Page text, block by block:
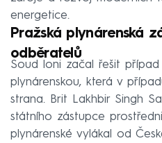
energetice.
Pražská plynárenská
odběratelů
Soud loni začal řešit případ
plynárenskou, která v
strana. Brit Lakhbir Singh
státního zástupce
plynárenské vylákal od